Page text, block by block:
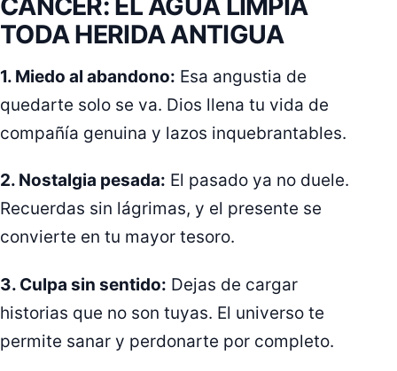
TODA HERIDA ANTIGUA
1. Miedo al abandono: Esa angustia de
quedarte solo se va. Dios llena tu vida de
compañía genuina y lazos inquebrantables.
2. Nostalgia pesada: El pasado ya no duele.
Recuerdas sin lágrimas, y el presente se
convierte en tu mayor tesoro.
3. Culpa sin sentido: Dejas de cargar
historias que no son tuyas. El universo te
permite sanar y perdonarte por completo.